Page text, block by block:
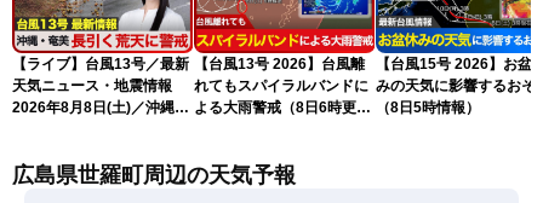
【ライブ】台風13号／最新
天気ニュース・地震情報
2026年8月8日(土)／沖縄・
〈ウェザーニュースLiVEモ
【台風13号 2026】台風離
れてもスパイラルバンドに
よる大雨警戒（8日6時更
【台風15号 2026】お盆
みの天気に影響するおそ
（8日5時情報）
広島県世羅町周辺の天気予報